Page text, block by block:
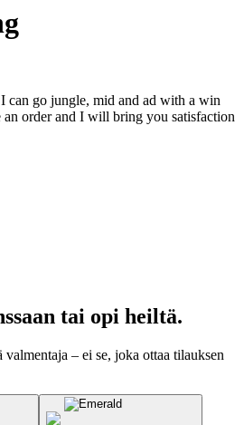
go jungle, mid and ad with a win
order and I will bring you satisfaction
tai opi heiltä.
– ei se, joka ottaa tilauksen